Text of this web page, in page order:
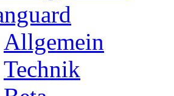
Allgemein
Technik